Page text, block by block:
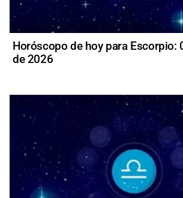
Horóscopo de hoy para Escorpio:
de 2026